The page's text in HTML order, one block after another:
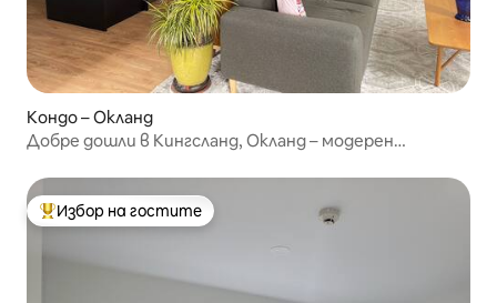
Кондо – Окланд
Добре дошли в Кингсланд, Окланд – модерен
Най-популярен избор на гостите
Избор на гостите